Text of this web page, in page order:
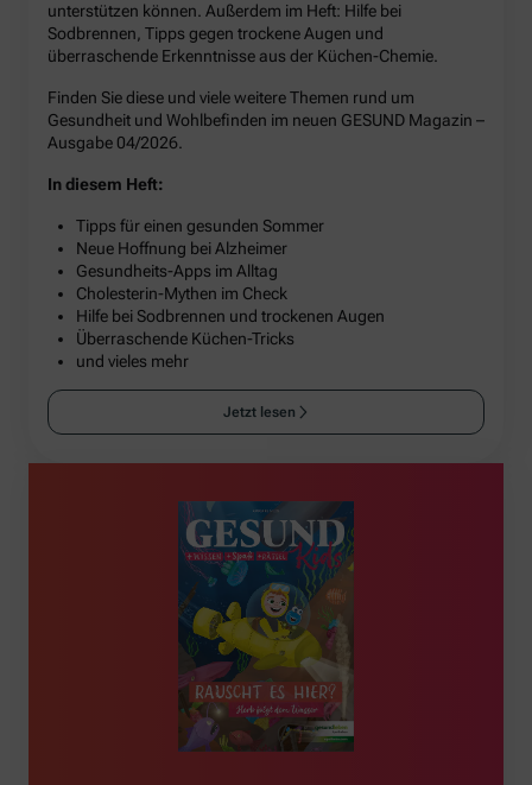
unterstützen können. Außerdem im Heft: Hilfe bei
Sodbrennen, Tipps gegen trockene Augen und
überraschende Erkenntnisse aus der Küchen-Chemie.
Finden Sie diese und viele weitere Themen rund um
Gesundheit und Wohlbefinden im neuen GESUND Magazin –
Ausgabe 04/2026.
In diesem Heft:
Tipps für einen gesunden Sommer
Neue Hoffnung bei Alzheimer
Gesundheits-Apps im Alltag
Cholesterin-Mythen im Check
Hilfe bei Sodbrennen und trockenen Augen
Überraschende Küchen-Tricks
und vieles mehr
Jetzt lesen